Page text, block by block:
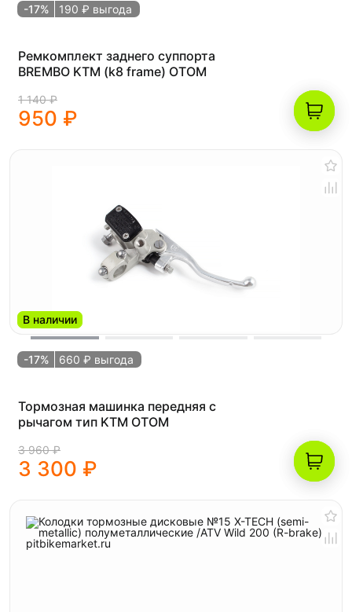
-17% 190 ₽ выгода
Ремкомплект заднего суппорта
BREMBO KTM (k8 frame) OTOM
1 140 ₽
950 ₽
В наличии
-17% 660 ₽ выгода
Тормозная машинка передняя с
рычагом тип KTM OTOM
3 960 ₽
3 300 ₽